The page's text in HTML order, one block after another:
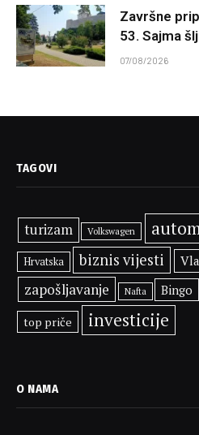
Završne
53. Sajma
07/08/2026
TAGOVI
turizam Volkswagen
Hrvatska biznis vijesti
zapošljavanje Nafta Bingo
top priče investicije
O NAMA